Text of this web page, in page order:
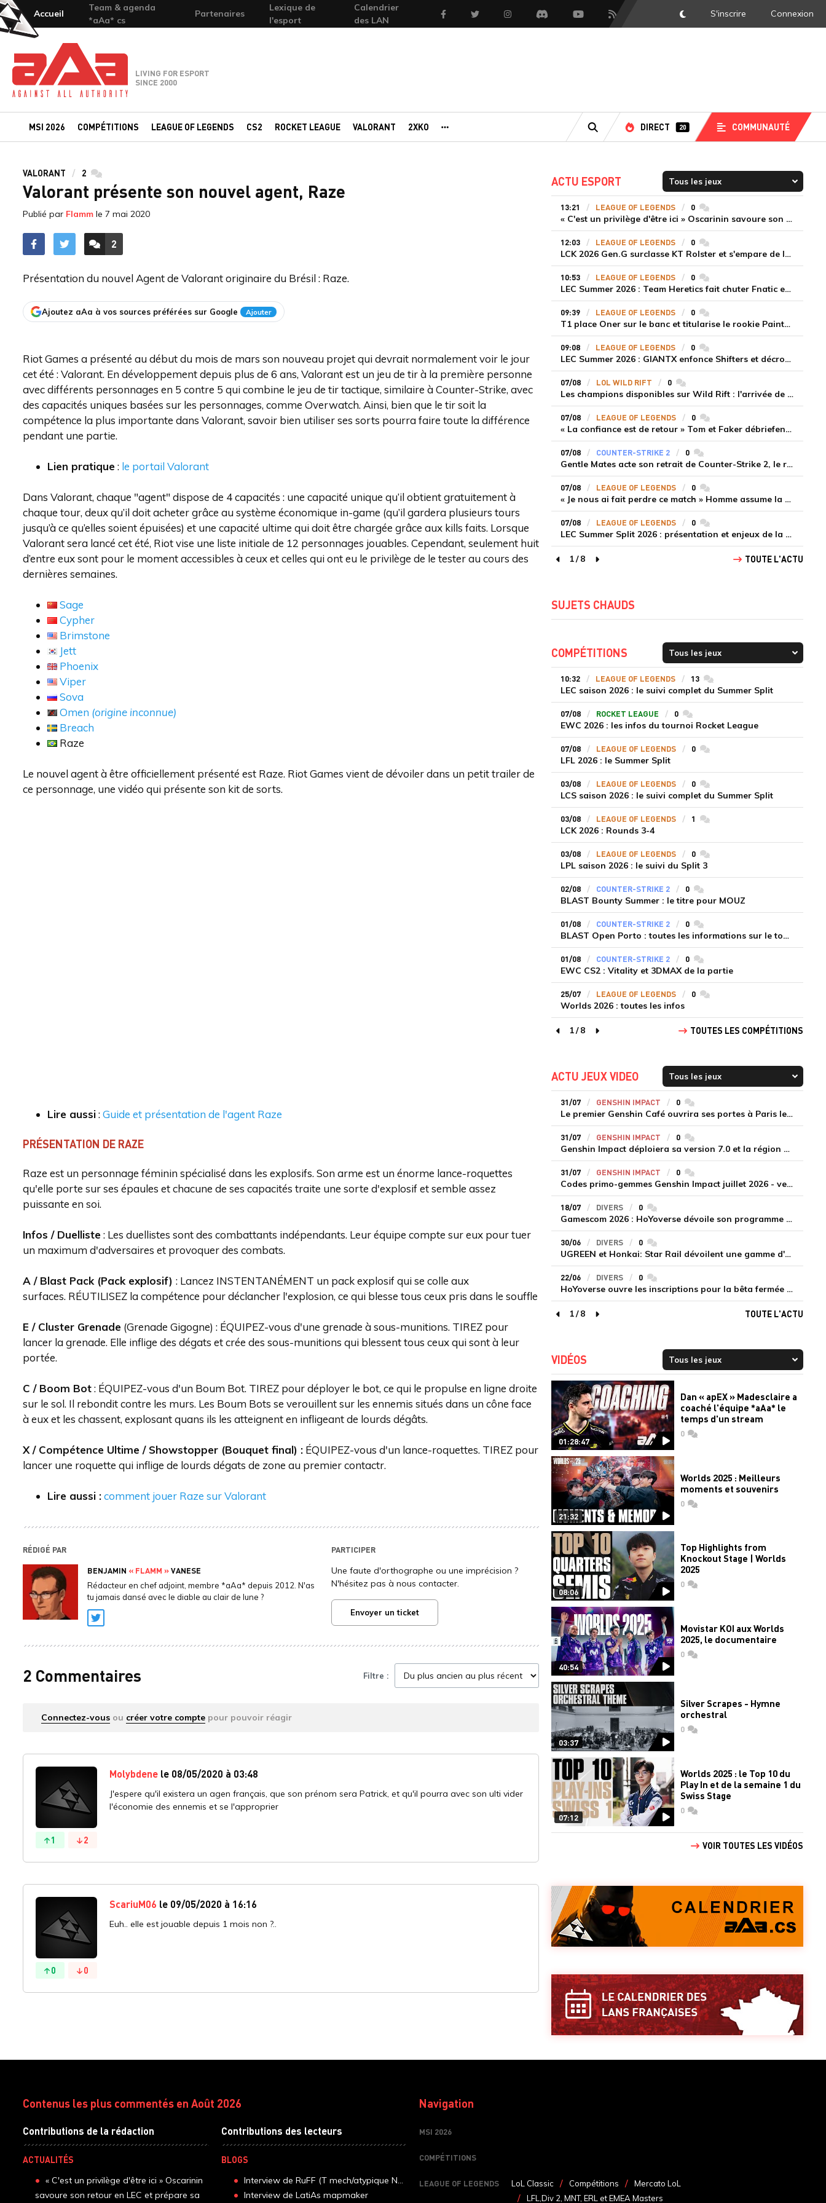
Accueil
Team & agenda
*aAa* cs
Partenaires
Lexique de
l'esport
Calendrier
des LAN
FacebookTwitter InstagramDiscord YoutubeFlux RSS DarkMode
S'inscrire Connexion
Team-aAa - against All authority
LIVING FOR ESPORT
SINCE 2000
MSI 2026 COMPÉTITIONS LEAGUE OF LEGENDS CS2 ROCKET LEAGUE VALORANT 2XKO
RECHERCHE
DIRECT 20 COMMUNAUTÉ
VALORANT 2 commentaires
Valorant présente son nouvel agent, Raze
Publié par Flamm le 7 mai 2020
ACCÉDER AUX
2
COMMENTAIRES
Présentation du nouvel Agent de Valorant originaire du Brésil : Raze.
Ajoutez aAa à vos sources préférées sur Google Ajouter
Riot Games a présenté au début du mois de mars son nouveau projet qui devrait normalement voir le jour
cet été : Valorant. En développement depuis plus de 6 ans, Valorant est un jeu de tir à la première personne
avec différents personnages en 5 contre 5 qui combine le jeu de tir tactique, similaire à Counter-Strike, avec
des capacités uniques basées sur les personnages, comme Overwatch. Ainsi, bien que le tir soit la
compétence la plus importante dans Valorant, savoir bien utiliser ses sorts pourra faire toute la différence
pendant une partie.
Lien pratique: le portail Valorant
Dans Valorant, chaque "agent" dispose de 4 capacités : une capacité unique qu’il obtient gratuitement à
chaque tour, deux qu’il doit acheter grâce au système économique in-game (qu’il gardera plusieurs tours
jusqu’à ce qu’elles soient épuisées) et une capacité ultime qui doit être chargée grâce aux kills faits. Lorsque
Valorant sera lancé cet été, Riot vise une liste initiale de 12 personnages jouables. Cependant, seulement huit
d’entre eux sont pour le moment accessibles à ceux et celles qui ont eu le privilège de le tester au cours des
dernières semaines.
Sage
Cypher
Brimstone
Jett
Phoenix
Viper
Sova
Omen (origine inconnue)
Breach
Raze
Le nouvel agent à être officiellement présenté est Raze. Riot Games vient de dévoiler dans un petit trailer de
ce personnage, une vidéo qui présente son kit de sorts.
Lire aussi:Guide et présentation de l'agent Raze
PRÉSENTATION DE RAZE
Raze est un personnage féminin spécialisé dans les explosifs. Son arme est un énorme lance-roquettes
qu'elle porte sur ses épaules et chacune de ses capacités traite une sorte d'explosif et semble assez
puissante en soi.
Infos / Duelliste: Les duellistes sont des combattants indépendants. Leur équipe compte sur eux pour tuer
un maximum d'adversaires et provoquer des combats.
A / Blast Pack (Pack explosif) : Lancez INSTENTANÉMENT un pack explosif qui se colle aux
surfaces. RÉUTILISEZ la compétence pour déclancher l'explosion, ce qui blesse tous ceux pris dans le souffle
E / Cluster Grenade (Grenade Gigogne) : ÉQUIPEZ-vous d'une grenade à sous-munitions. TIREZ pour
lancer la grenade. Elle inflige des dégats et crée des sous-munitions qui blessent tous ceux qui sont à leur
portée.
C / Boom Bot: ÉQUIPEZ-vous d'un Boum Bot. TIREZ pour déployer le bot, ce qui le propulse en ligne droite
sur le sol. Il rebondit contre les murs. Les Boum Bots se verouillent sur les ennemis situés dans un cône face
à eux et les chassent, explosant quans ils les atteignent en infligeant de lourds dégâts.
X / Compétence Ultime / Showstopper (Bouquet final) : ÉQUIPEZ-vous d'un lance-roquettes. TIREZ pour
lancer une roquette qui inflige de lourds dégats de zone au premier contactr.
Lire aussi :comment jouer Raze sur Valorant
RÉDIGÉ PAR
BENJAMIN « FLAMM »VANESE
Rédacteur en chef adjoint, membre *aAa* depuis 2012. N'as
tu jamais dansé avec le diable au clair de lune ?
Twitter
PARTICIPER
Une faute d'orthographe ou une imprécision ?
N'hésitez pas à nous contacter.
Envoyer un ticket
2 Commentaires Filtre :
Connectez-vous ou créer votre compte pour pouvoir réagir
1 2
Molybdene le 08/05/2020 à 03:48
J'espere qu'il existera un agen français, que son prénom sera Patrick, et qu'il pourra avec son ulti vider
l'économie des ennemis et se l'approprier
0 0
ScariuM06 le 09/05/2020 à 16:16
Euh.. elle est jouable depuis 1 mois non ?..
ACTU ESPORT
13:21 LEAGUE OF LEGENDS 0commentaires
« C'est un privilège d'être ici » Oscarinin savoure son retour en LEC et prépare sa revanche
12:03 LEAGUE OF LEGENDS 0commentaires
LCK 2026 Gen.G surclasse KT Rolster et s'empare de la deuxième place du Legend Group
10:53 LEAGUE OF LEGENDS 0commentaires
LEC Summer 2026 : Team Heretics fait chuter Fnatic et lance enfin sa saison estivale
09:39 LEAGUE OF LEGENDS 0commentaires
T1 place Oner sur le banc et titularise le rookie Painter face à Hanwha Life Esports
09:08 LEAGUE OF LEGENDS 0commentaires
LEC Summer 2026 : GIANTX enfonce Shifters et décroche sa première victoire
07/08 LOL WILD RIFT 0commentaires
Les champions disponibles sur Wild Rift : l'arrivée de Cho'Gath
07/08 LEAGUE OF LEGENDS 0commentaires
« La confiance est de retour » Tom et Faker débriefent la victoire convaincante de T1 face à Dplus KIA
07/08 COUNTER-STRIKE 2 0commentaires
Gentle Mates acte son retrait de Counter-Strike 2, le roster ibérique libéré
07/08 LEAGUE OF LEGENDS 0commentaires
« Je nous ai fait perdre ce match » Homme assume la responsabilité de la défaite de HLE face à Gen.G
07/08 LEAGUE OF LEGENDS 0commentaires
LEC Summer Split 2026 : présentation et enjeux de la troisième semaine de compétition
page précédente
1/8
page suivante
TOUTE L'ACTU
SUJETS CHAUDS
COMPÉTITIONS
10:32 LEAGUE OF LEGENDS 13commentaires
LEC saison 2026 : le suivi complet du Summer Split
07/08 ROCKET LEAGUE 0commentaires
EWC 2026 : les infos du tournoi Rocket League
07/08 LEAGUE OF LEGENDS 0commentaires
LFL 2026 : le Summer Split
03/08 LEAGUE OF LEGENDS 0commentaires
LCS saison 2026 : le suivi complet du Summer Split
03/08 LEAGUE OF LEGENDS 1 commentaires
LCK 2026 : Rounds 3-4
03/08 LEAGUE OF LEGENDS 0commentaires
LPL saison 2026 : le suivi du Split 3
02/08 COUNTER-STRIKE 2 0commentaires
BLAST Bounty Summer : le titre pour MOUZ
01/08 COUNTER-STRIKE 2 0commentaires
BLAST Open Porto : toutes les informations sur le tournoi
01/08 COUNTER-STRIKE 2 0commentaires
EWC CS2 : Vitality et 3DMAX de la partie
25/07 LEAGUE OF LEGENDS 0commentaires
Worlds 2026 : toutes les infos
page précédente
1/8
page suivante
TOUTES LES COMPÉTITIONS
ACTU JEUX VIDEO
31/07 GENSHIN IMPACT 0commentaires
Le premier Genshin Café ouvrira ses portes à Paris le 14 août
31/07 GENSHIN IMPACT 0commentaires
Genshin Impact déploiera sa version 7.0 et la région de Snezhnaya le 12 août
31/07 GENSHIN IMPACT 0commentaires
Codes primo-gemmes Genshin Impact juillet 2026 - version 7.0
18/07 DIVERS 0commentaires
Gamescom 2026 : HoYoverse dévoile son programme et présente deux nouveaux jeux inédits
30/06 DIVERS 0commentaires
UGREEN et Honkai: Star Rail dévoilent une gamme d'accessoires de recharge en édition limitée
22/06 DIVERS 0commentaires
HoYoverse ouvre les inscriptions pour la bêta fermée de Honkai : Nexus Anima
page précédente
1/8
page suivante
TOUTE L'ACTU
VIDÉOS
01:28:47
Dan « apEX » Madesclaire a
coaché l'équipe *aAa* le
temps d'un stream
0commentaires
21:32
Worlds 2025 : Meilleurs
moments et souvenirs
0commentaires
08:06
Top Highlights from
Knockout Stage | Worlds
2025
0commentaires
40:54
Movistar KOI aux Worlds
2025, le documentaire
0commentaires
03:37
Silver Scrapes - Hymne
orchestral
0commentaires
07:12
Worlds 2025 : le Top 10 du
Play In et de la semaine 1 du
Swiss Stage
0commentaires
VOIR TOUTES LES VIDÉOS
Contenus les plus commentés en Août 2026
Contributions de la rédaction
ACTUALITÉS
« C'est un privilège d'être ici » Oscarinin
savoure son retour en LEC et prépare sa
Contributions des lecteurs
BLOGS
Interview de RuFF (T mech/atypique N...
Interview de LatiAs mapmaker
Navigation
MSI 2026
COMPÉTITIONS
LEAGUE OF LEGENDS LoL Classic Compétitions
Mercato LoL
LFL,Div 2, MNT, ERL et EMEA Masters